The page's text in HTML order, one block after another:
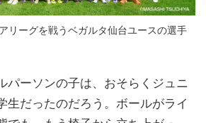
リーグを戦うベガルタ仙台ユースの選手
パーソンの子は、おそらくジュニ
生だったのだろう。ボールがライ